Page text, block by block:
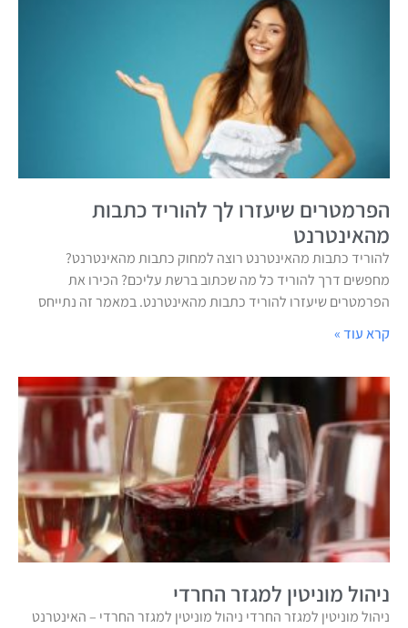
הפרמטרים שיעזרו לך להוריד כתבות
מהאינטרנט
להוריד כתבות מהאינטרנט רוצה למחוק כתבות מהאינטרנט?
מחפשים דרך להוריד כל מה שכתוב ברשת עליכם? הכירו את
הפרמטרים שיעזרו להוריד כתבות מהאינטרנט. במאמר זה נתייחס
קרא עוד »
ניהול מוניטין למגזר החרדי
ניהול מוניטין למגזר החרדי ניהול מוניטין למגזר החרדי – האינטרנט